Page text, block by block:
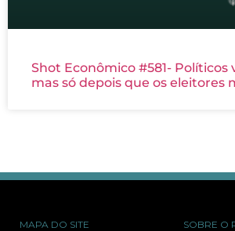
Shot Econômico #581-
mas só depois que os eleitores
MAPA DO SITE SOBRE O